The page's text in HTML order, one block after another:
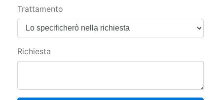
Richiesta